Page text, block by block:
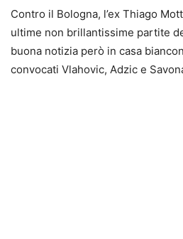
Contro il Bologna, l’ex Thiago
ultime non brillantissime partite
buona notizia però in casa
convocati Vlahovic, Adzic e